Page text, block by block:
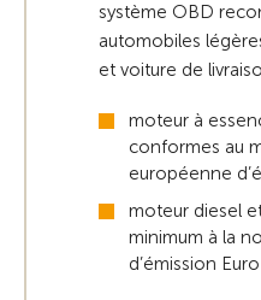
système OBD
automobiles
et voiture de
moteur à
conformes au
européenne
moteur diesel
minimum à la
d’émission